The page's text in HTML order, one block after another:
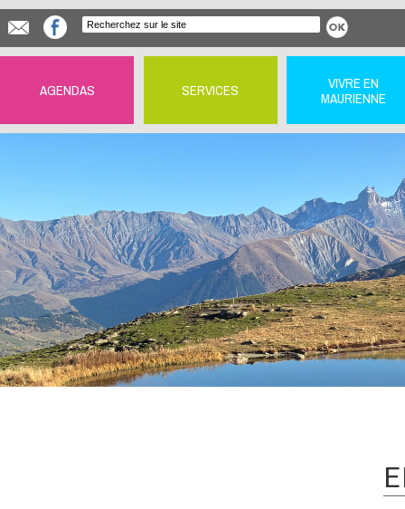
AGENDAS SERVICES
VIVRE EN
MAURIENNE